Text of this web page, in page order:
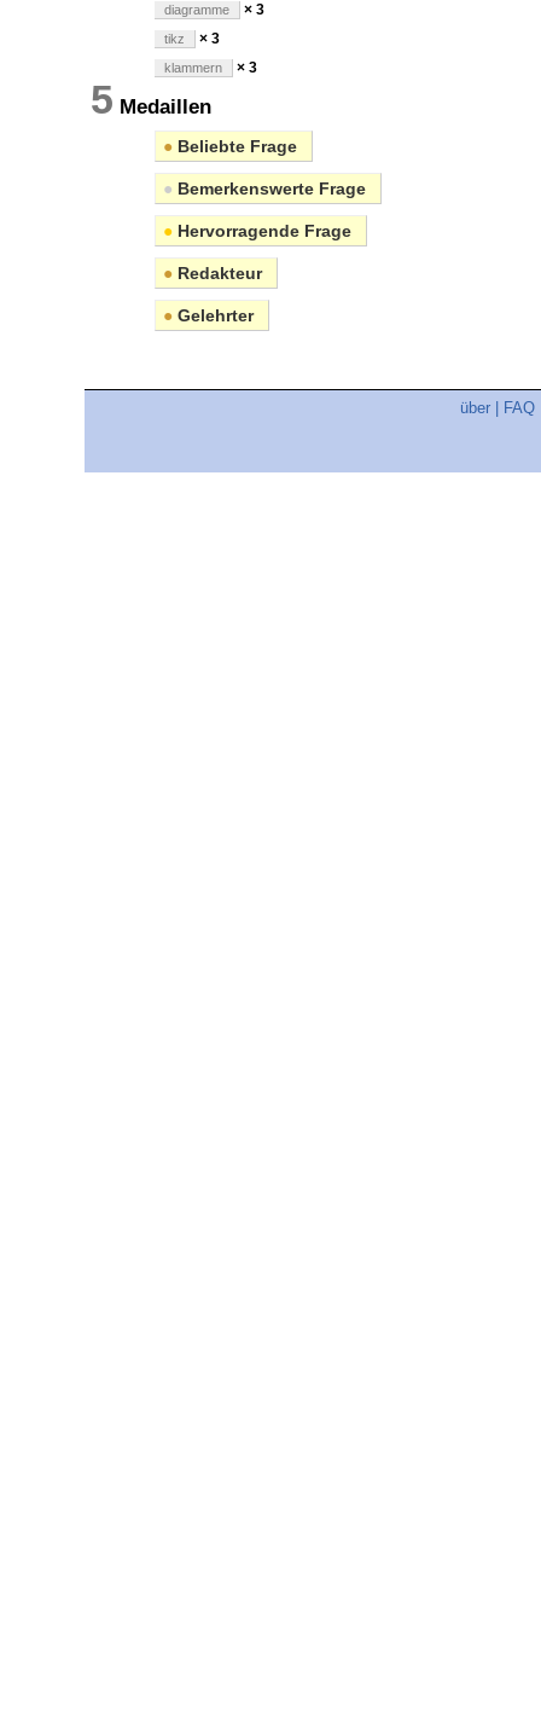
diagramme × 3
tikz × 3
klammern × 3
5 Medaillen
● Beliebte Frage
● Bemerkenswerte Frage
● Hervorragende Frage
● Redakteur
● Gelehrter
über FAQ